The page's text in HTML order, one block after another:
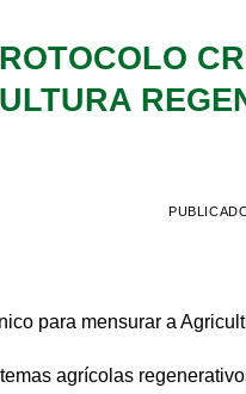
para mensurar a
agrícolas